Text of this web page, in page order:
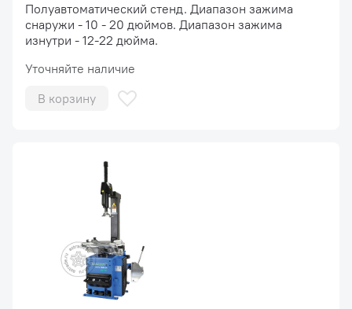
Полуавтоматический стенд. Диапазон зажима
снаружи - 10 - 20 дюймов. Диапазон зажима
изнутри - 12-22 дюйма.
Уточняйте наличие
В корзину